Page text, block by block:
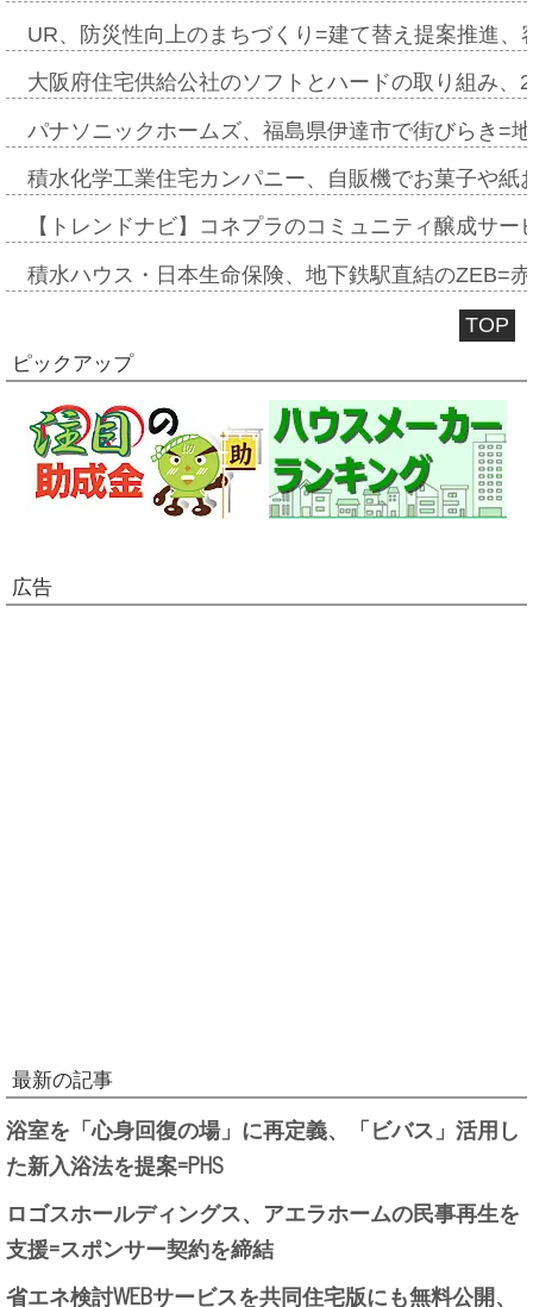
UR、防災性向上のまちづくり=建て替え提案推進
大阪府住宅供給公社のソフトとハードの取り組み
パナソニックホームズ、福島県伊達市で街びらき=
積水化学工業住宅カンパニー、自販機でお菓子や
【トレンドナビ】コネプラのコミュニティ醸成サ
積水ハウス・日本生命保険、地下鉄駅直結のZEB=
TOP
ピックアップ
広告
最新の記事
浴室を「心身回復の場」に再定義、「ビバス」活用し
た新入浴法を提案=PHS
ロゴスホールディングス、アエラホームの民事再生を
支援=スポンサー契約を締結
省エネ検討WEBサービスを共同住宅版にも無料公開、